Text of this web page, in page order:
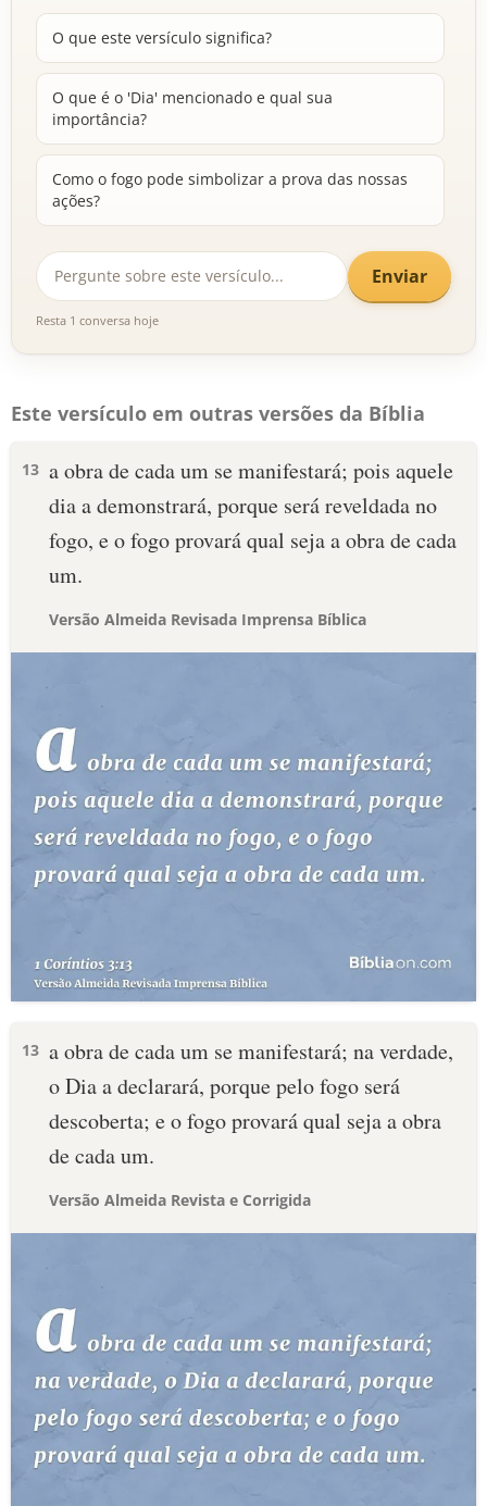
O que este versículo significa?
O que é o 'Dia' mencionado e qual sua
importância?
Como o fogo pode simbolizar a prova das nossas
ações?
Enviar
Resta 1 conversa hoje
Este versículo em outras versões da Bíblia
13 a obra de cada um se manifestará; pois aquele
dia a demonstrará, porque será reveldada no
fogo, e o fogo provará qual seja a obra de cada
um.
Versão Almeida Revisada Imprensa Bíblica
13 a obra de cada um se manifestará; na verdade,
o Dia a declarará, porque pelo fogo será
descoberta; e o fogo provará qual seja a obra
de cada um.
Versão Almeida Revista e Corrigida